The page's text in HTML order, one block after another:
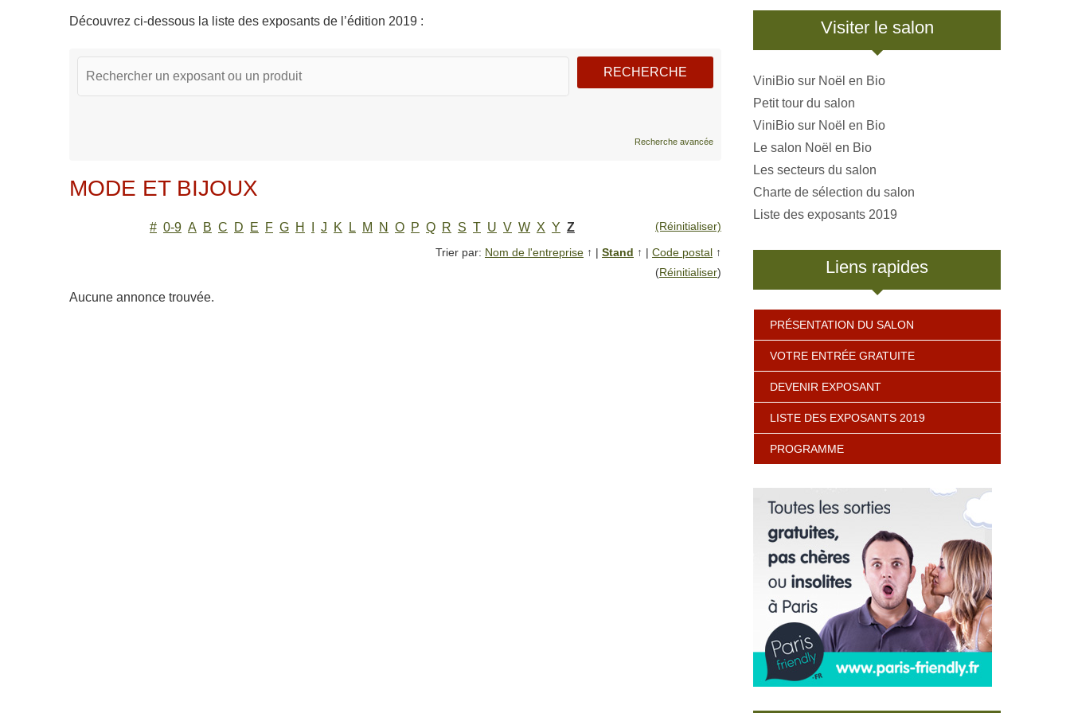
Découvrez ci-dessous la liste des exposants de l’édition 2019 :
Recherche avancée
MODE ET BIJOUX
# 0-9 A B C D E F G H J K L M N O P Q R S T U V W X Y Z (Réinitialiser)
Trier par: Nom de l'entreprise ↑ | Stand ↑ | Code postal ↑
(Réinitialiser)
Aucune annonce trouvée.
Visiter le salon
ViniBio sur Noël en Bio
Petit tour du salon
ViniBio sur Noël en Bio
Le salon Noël en Bio
Les secteurs du salon
Charte de sélection du salon
Liste des exposants 2019
Liens rapides
PRÉSENTATION DU SALON
VOTRE ENTRÉE GRATUITE
DEVENIR EXPOSANT
LISTE DES EXPOSANTS 2019
PROGRAMME